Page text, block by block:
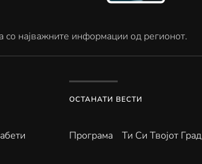
најважните информации од регионот.
ОСТАНАТИ ВЕСТИ
Програма Ти Си Твојот Град